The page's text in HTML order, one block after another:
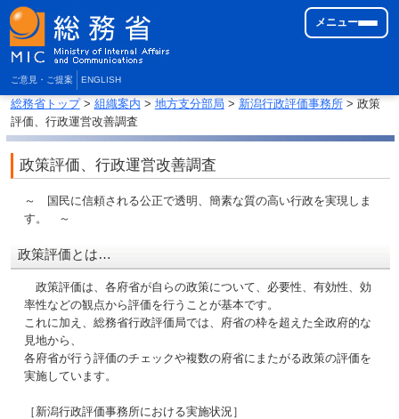
ご意見・ご提案 ENGLISH
メニュー
総務省トップ> 組織案内 > 地方支分部局 > 新潟行政評価事務所> 政策
評価、行政運営改善調査
政策評価、行政運営改善調査
～ 国民に信頼される公正で透明、簡素な質の高い行政を実現しま
す。 ～
政策評価とは…
政策評価は、各府省が自らの政策について、必要性、有効性、効
率性などの観点から評価を行うことが基本です。
これに加え、総務省行政評価局では、府省の枠を超えた全政府的な
見地から、
各府省が行う評価のチェックや複数の府省にまたがる政策の評価を
実施しています。
［新潟行政評価事務所における実施状況］